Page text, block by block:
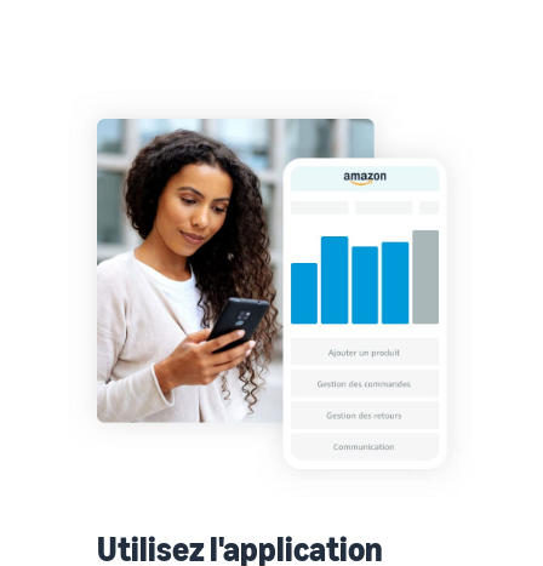
Utilisez l'application